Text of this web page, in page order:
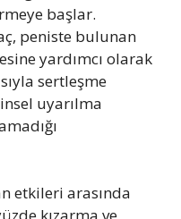
başlar.
peniste bulunan
yardımcı olarak
sertleşme
uyarılma
etkileri arasında